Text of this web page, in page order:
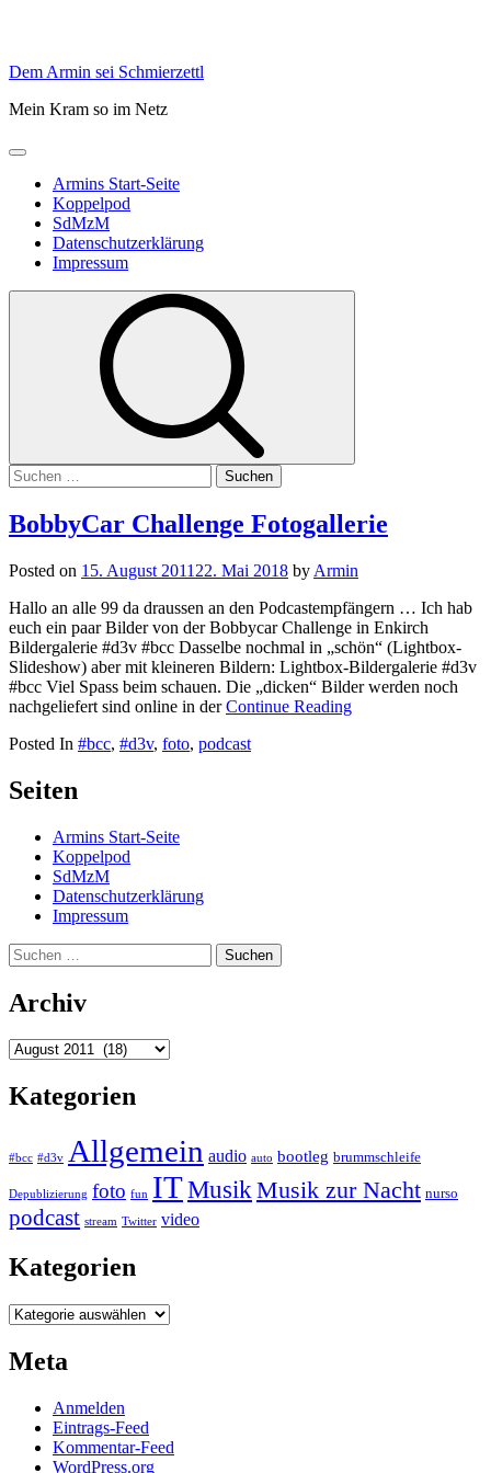
Skip
content
Dem Armin sei Schmierzettl
Mein Kram so im Netz
Primary
Armins Start-Seite
Koppelpod
SdMzM
Datenschutzerklärung
Impressum
Suchen
nach:
BobbyCar Challenge Fotogallerie
Posted on 15. August 2011 22. Mai 2018 by Armin
Hallo an alle 99 da draussen an den Podcastempfängern … Ich hab
euch ein paar Bilder von der Bobbycar Challenge in Enkirch
Bildergalerie #d3v #bcc Dasselbe nochmal in „schön“ (Lightbox-
Slideshow) aber mit kleineren Bildern: Lightbox-Bildergalerie #d3v
#bcc Viel Spass beim schauen. Die „dicken“ Bilder werden noch
nachgeliefert sind online in derContinue Reading
Posted In #bcc, #d3v, foto, podcast
Seiten
Armins Start-Seite
Koppelpod
SdMzM
Datenschutzerklärung
Impressum
Suchen
nach:
Archiv
Archiv
Kategorien
#bcc #d3v Allgemein audio auto bootleg brummschleife
Depublizierung foto fun ITMusikMusik zur Nacht nurso
podcast stream Twitter video
Kategorien
Kategorien
Meta
Anmelden
Eintrags-Feed
Kommentar-Feed
WordPress.org